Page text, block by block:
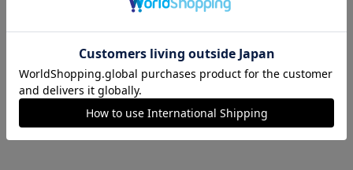
いわきFC 2026/27 1st レ
プリカユニフォーム
15,400円～19,800円
いわきFC 2026/27 1st オ
ーセンティックユニフォ
ーム
17,600円～22,000円
2026マフラータオル（W
ALK TO THE DREAM）
3,520円